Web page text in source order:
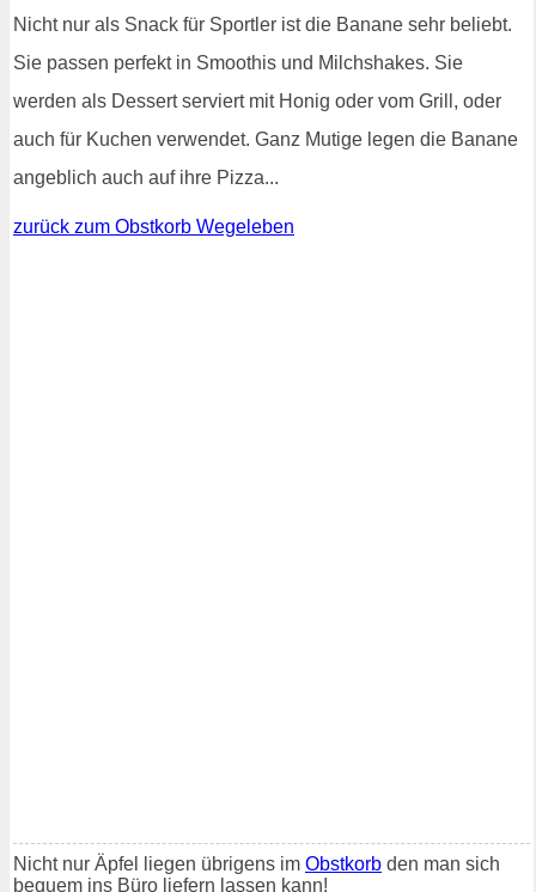
Nicht nur als Snack für Sportler ist die Banane sehr beliebt.
Sie passen perfekt in Smoothis und Milchshakes. Sie
werden als Dessert serviert mit Honig oder vom Grill, oder
auch für Kuchen verwendet. Ganz Mutige legen die Banane
angeblich auch auf ihre Pizza...
zurück zum Obstkorb Wegeleben
Nicht nur Äpfel liegen übrigens im Obstkorb den man sich
bequem ins Büro liefern lassen kann!